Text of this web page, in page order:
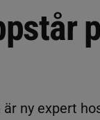
ny expert